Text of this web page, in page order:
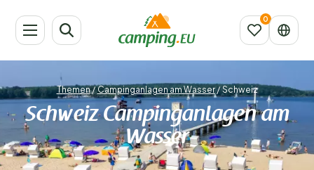
Themen/Campinganlagen am Wasser /Schweiz
Schweiz Campinganlagen am
Wasser